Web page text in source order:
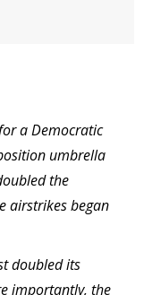
a Democratic
umbrella
the
airstrikes began
doubled its
importantly, the